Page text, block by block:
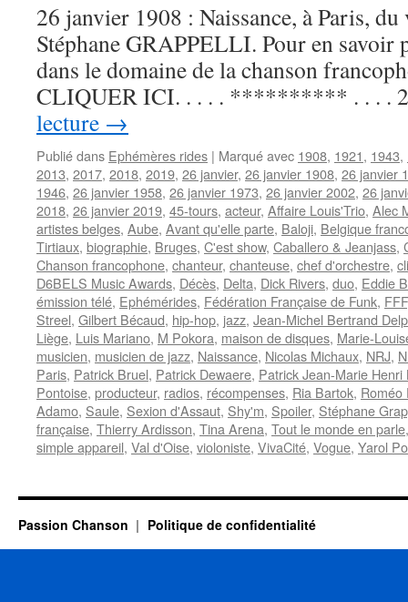
26 janvier 1908 : Naissance, à Paris,
Stéphane GRAPPELLI. Pour en savoir
dans le domaine de la chanson
CLIQUER ICI. . . . . ********** . . . .
lecture →
Publié dans Ephémères rides | Marqué avec 1908, 1921, 1943,
2013, 2017, 2018, 2019, 26 janvier, 26 janvier 1908, 26 janvier
1946, 26 janvier 1958, 26 janvier 1973, 26 janvier 2002, 26
2018, 26 janvier 2019, 45-tours, acteur, Affaire Louis'Trio, Alec
artistes belges, Aube, Avant qu'elle parte, Baloji, Belgique
Tirtiaux, biographie, Bruges, C'est show, Caballero & Jeanjass,
Chanson francophone, chanteur, chanteuse, chef d'orchestre,
D6BELS Music Awards, Décès, Delta, Dick Rivers, duo, Eddie
émission télé, Ephémérides, Fédération Française de Funk, FFF
Streel, Gilbert Bécaud, hip-hop, jazz, Jean-Michel Bertrand
Liège, Luis Mariano, M Pokora, maison de disques, Marie-
musicien, musicien de jazz, Naissance, Nicolas Michaux, NRJ,
Paris, Patrick Bruel, Patrick Dewaere, Patrick Jean-Marie Henri
Pontoise, producteur, radios, récompenses, Ria Bartok, Roméo
Adamo, Saule, Sexion d'Assaut, Shy'm, Spoiler, Stéphane
française, Thierry Ardisson, Tina Arena, Tout le monde en parle
simple appareil, Val d'Oise, violoniste, VivaCité, Vogue, Yarol
Passion Chanson Politique de confidentialité